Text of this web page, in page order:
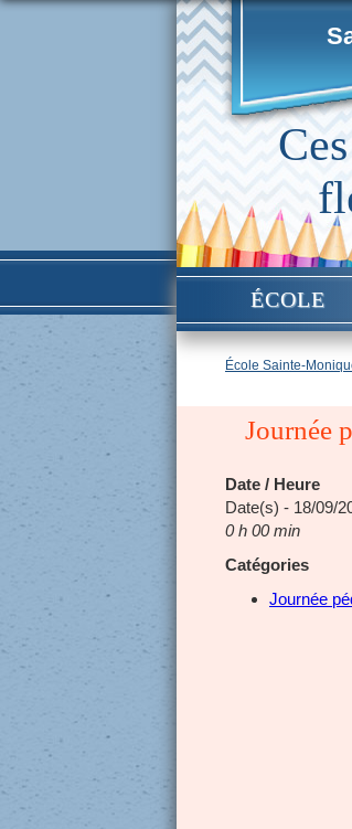
ÉCOLE
École Sainte-
Journée
Date / Heure
Date(s) - 18/09/
0 h 00 min
Catégories
Journée